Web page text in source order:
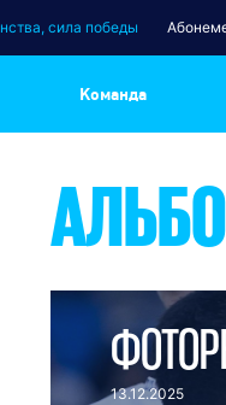
сила победы
Команда
13.12.2025